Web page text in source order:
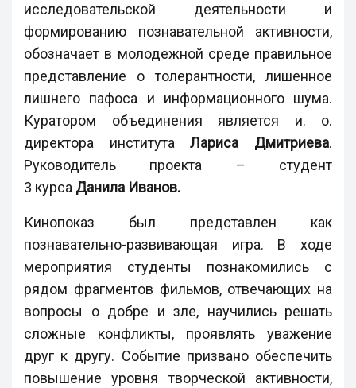
исследовательской деятельности и
формированию познавательной активности,
обозначает в молодежной среде правильное
представление о толерантности, лишенное
лишнего пафоса и информационного шума.
Куратором объединения является и. о.
директора институтаЛариса Дмитриева.
Руководитель проекта – студент
3 курса Данила Иванов.
Кинопоказ был представлен как
познавательно-развивающая игра. В ходе
мероприятия студенты познакомились с
рядом фрагментов фильмов, отвечающих на
вопросы о добре и зле, научились решать
сложные конфликты, проявлять уважение
друг к другу. Событие призвано обеспечить
повышение уровня творческой активности,